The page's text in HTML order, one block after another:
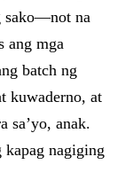
sako—not na
ang mga
batch ng
kuwaderno, at
sa’yo, anak.
nagiging